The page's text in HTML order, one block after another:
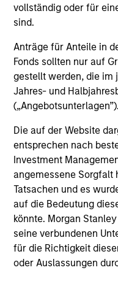
vollständig oder für
sind.
Anträge für Anteile in
Fonds sollten nur auf
gestellt werden, die im
Jahres- und
(„Angebotsunterlagen”).
Die auf der Website
entsprechen nach
Investment
angemessene Sorgfalt
Tatsachen und es
auf die Bedeutung
könnte. Morgan
seine verbundenen
für die Richtigkeit
oder Auslassungen
16-JUL-2026
May not represent all
The information on
purposes only. The
not constitute and
offering of advisory
solicitation of an offer
jurisdiction in which
purchase or sale
securities, insurance